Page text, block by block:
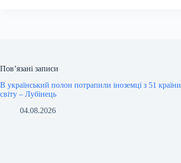
Пов’язані записи
В український полон потрапили іноземці з 51 країни
світу – Лубінець
04.08.2026